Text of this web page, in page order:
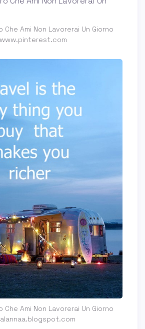
Che Ami Non Lavorerai Un Giorno
www.pinterest.com
Che Ami Non Lavorerai Un Giorno